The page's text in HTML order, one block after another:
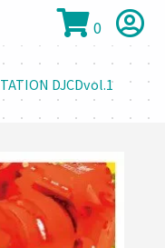
0
DJCDvol.1